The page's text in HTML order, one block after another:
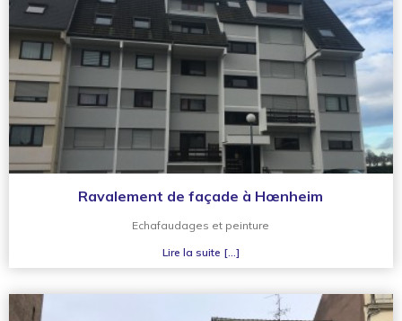
Ravalement de façade à Hœnheim
Echafaudages et peinture
Lire la suite [...]